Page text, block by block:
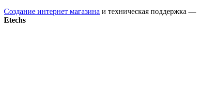
Создание интернет магазина и техническая поддержка —
Etechs